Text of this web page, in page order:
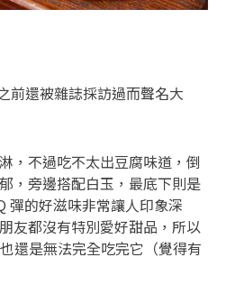
前還被雜誌採訪過而聲名大
，不過吃不太出豆腐味道，倒
，旁邊搭配白玉，最底下則是
彈的好滋味非常讓人印象深
友都沒有特別愛好甜品，所以
還是無法完全吃完它（覺得有